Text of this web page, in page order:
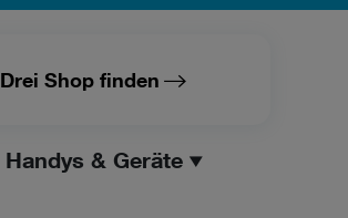
Drei Shop finden
Handys & Geräte